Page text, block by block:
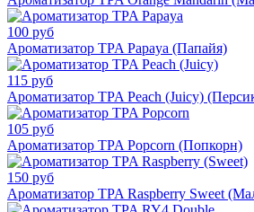
100 руб
Ароматизатор TPA Papaya (Папайя)
115 руб
Ароматизатор TPA Peach (Juicy)
105 руб
Ароматизатор TPA Popcorn (Попкорн)
150 руб
Ароматизатор TPA Raspberry Sweet